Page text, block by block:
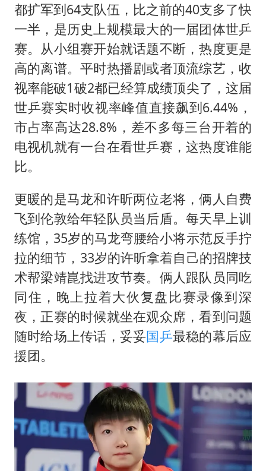
都扩军到64支队伍，比之前的40支多了快
一半，是历史上规模最大的一届团体世乒
赛。从小组赛开始就话题不断，热度更是
高的离谱。平时热播剧或者顶流综艺，收
视率能破1破2都已经算成绩顶尖了，这届
世乒赛实时收视率峰值直接飙到6.44%，
市占率高达28.8%，差不多每三台开着的
电视机就有一台在看世乒赛，这热度谁能
比。
更暖的是马龙和许昕两位老将，俩人自费
飞到伦敦给年轻队员当后盾。每天早上训
练馆，35岁的马龙弯腰给小将示范反手拧
拉的细节，33岁的许昕拿着自己的招牌技
术帮梁靖崑找进攻节奏。俩人跟队员同吃
同住，晚上拉着大伙复盘比赛录像到深
夜，正赛的时候就坐在观众席，看到问题
随时给场上传话，妥妥国乒最稳的幕后应
援团。